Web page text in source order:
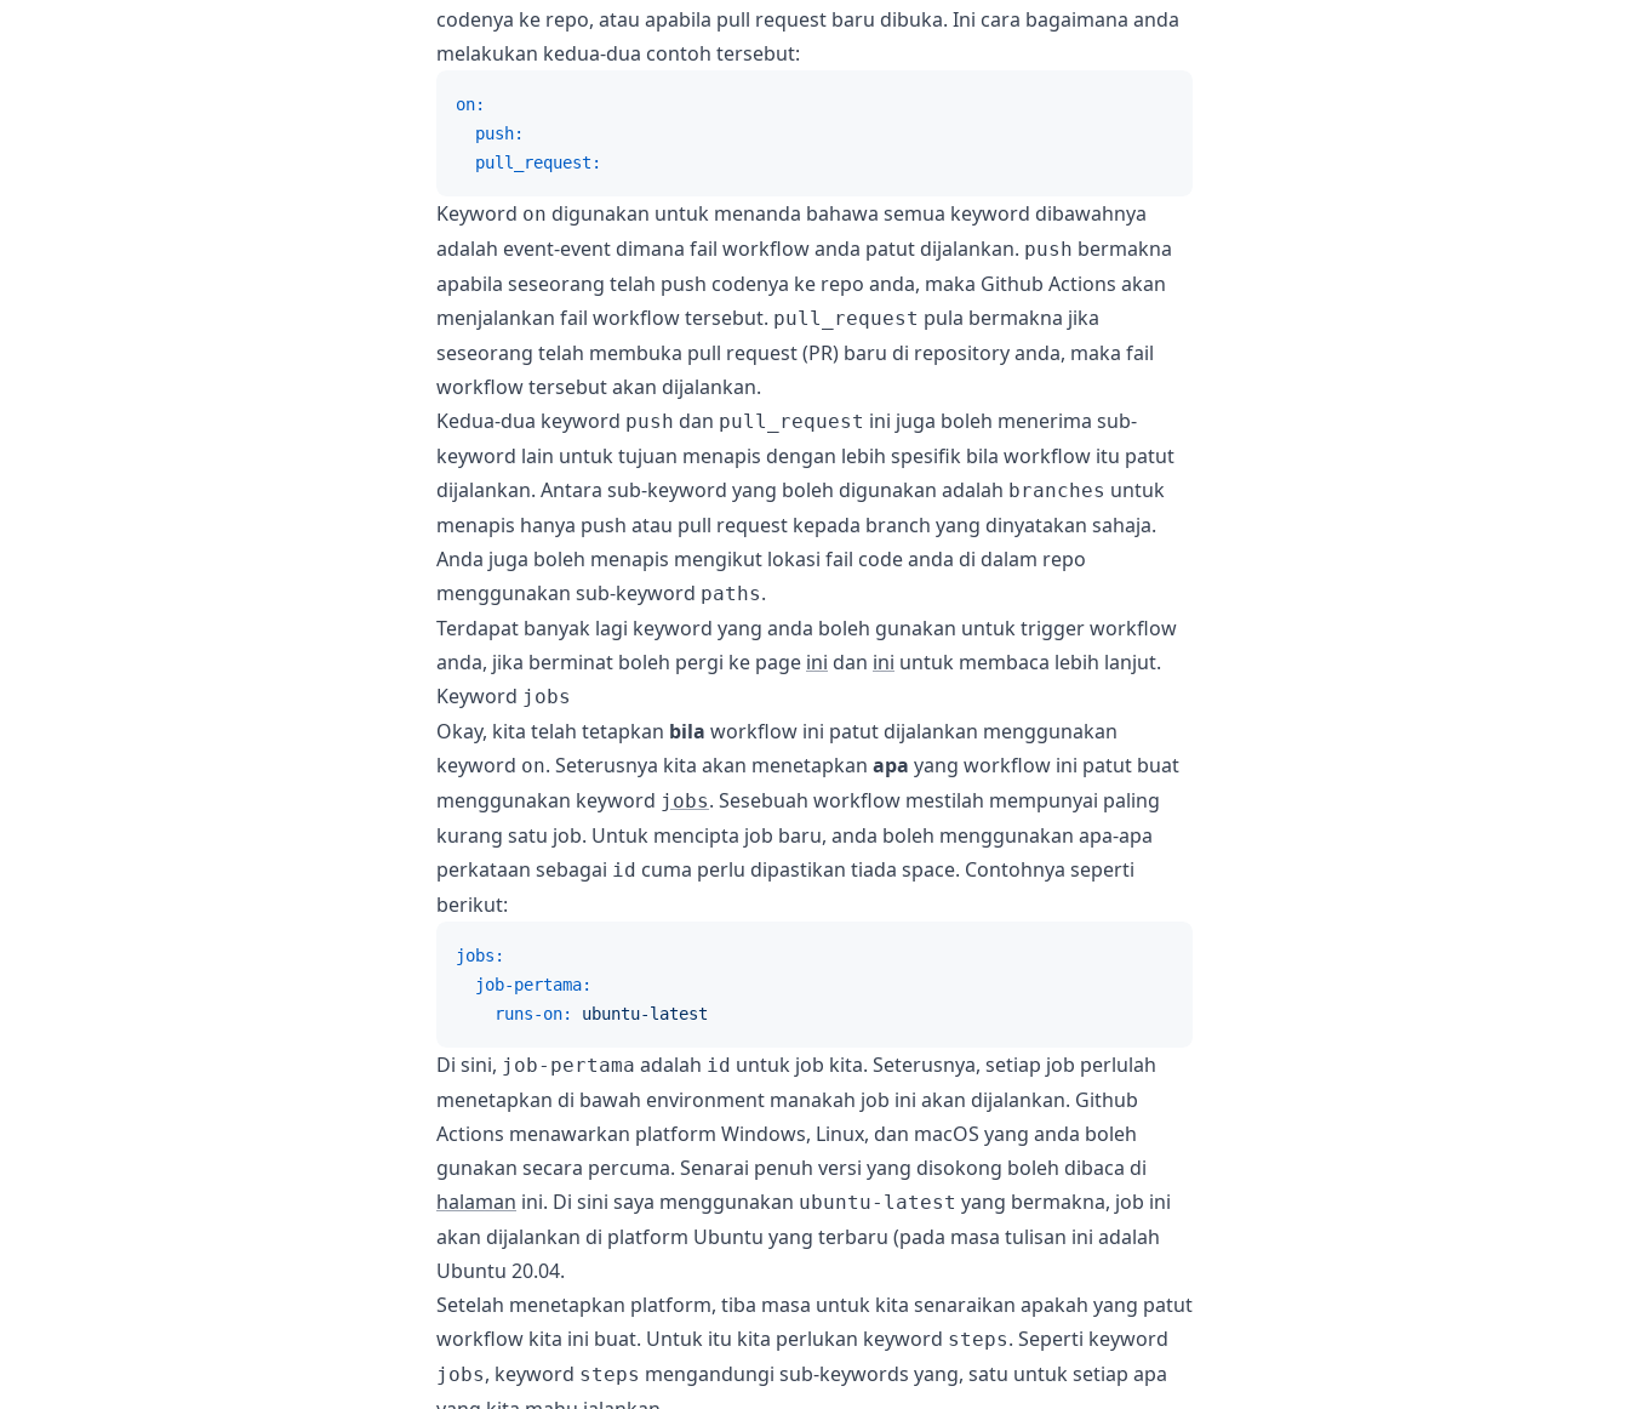
codenya ke repo, atau apabila pull request baru dibuka. Ini cara bagaimana anda
melakukan kedua-dua contoh tersebut:
on:
push:
pull_request:
Keyword on digunakan untuk menanda bahawa semua keyword dibawahnya
adalah event-event dimana fail workflow anda patut dijalankan. push bermakna
apabila seseorang telah push codenya ke repo anda, maka Github Actions akan
menjalankan fail workflow tersebut. pull_request pula bermakna jika
seseorang telah membuka pull request (PR) baru di repository anda, maka fail
workflow tersebut akan dijalankan.
Kedua-dua keyword push dan pull_request ini juga boleh menerima sub-
keyword lain untuk tujuan menapis dengan lebih spesifik bila workflow itu patut
dijalankan. Antara sub-keyword yang boleh digunakan adalah branches untuk
menapis hanya push atau pull request kepada branch yang dinyatakan sahaja.
Anda juga boleh menapis mengikut lokasi fail code anda di dalam repo
menggunakan sub-keyword paths.
Terdapat banyak lagi keyword yang anda boleh gunakan untuk trigger workflow
anda, jika berminat boleh pergi ke page ini dan ini untuk membaca lebih lanjut.
Keyword jobs
Okay, kita telah tetapkan bila workflow ini patut dijalankan menggunakan
keyword on. Seterusnya kita akan menetapkan apa yang workflow ini patut buat
menggunakan keyword jobs. Sesebuah workflow mestilah mempunyai paling
kurang satu job. Untuk mencipta job baru, anda boleh menggunakan apa-apa
perkataan sebagai id cuma perlu dipastikan tiada space. Contohnya seperti
berikut:
jobs:
job-pertama:
runs-on:
ubuntu-latest
Di sini, job-pertama adalah id untuk job kita. Seterusnya, setiap job perlulah
menetapkan di bawah environment manakah job ini akan dijalankan. Github
Actions menawarkan platform Windows, Linux, dan macOS yang anda boleh
gunakan secara percuma. Senarai penuh versi yang disokong boleh dibaca di
halaman ini. Di sini saya menggunakan ubuntu-latest yang bermakna, job ini
akan dijalankan di platform Ubuntu yang terbaru (pada masa tulisan ini adalah
Ubuntu 20.04.
Setelah menetapkan platform, tiba masa untuk kita senaraikan apakah yang patut
workflow kita ini buat. Untuk itu kita perlukan keyword steps. Seperti keyword
jobs, keyword steps mengandungi sub-keywords yang, satu untuk setiap apa